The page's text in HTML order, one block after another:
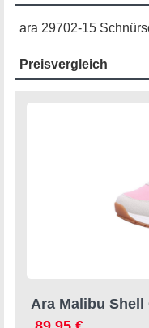
ara 29702-15
Preisvergleich